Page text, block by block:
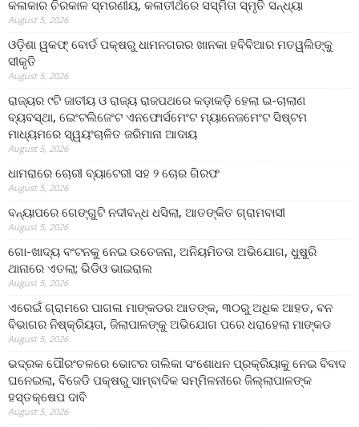
କଳାକାର ଚିରକାଳ ସ୍ମରଣୀୟ, କଳାତୀର୍ଥରେ ସସ୍ମିତା ସ୍ମୃତି ସନ୍ଧ୍ୟା
August 5, 2026
ଓଡ଼ିଶା ୱକଫ୍ ବୋର୍ଡ ପକ୍ଷରୁ ଧାମନଗରର ଖାନକା ହବିବିଆର ମତୱଲିଙ୍କୁ
ସୀକୃତି
August 5, 2026
ରାଜ୍ୟର ୯ଟି ଜାତୀୟ ଓ ରାଜ୍ୟ ରାଜପଥରେ କଡ଼ାକଡ଼ି ହେଲା ଇ-ଚାଲାଣ
ବ୍ୟବସ୍ଥା, ଇେଂଟଲିଜେଂଟ ଏନଫୋର୍ସମେଂଟ ମ୍ୟାନେଜମେଂଟ ସିଷ୍ଟମ
ମାଧ୍ୟମରେ ସ୍ୱୟଂଚାଳିତ ଜରିମାନା ଆଦାୟ
August 5, 2026
ଧାମରାରେ ଚୋରୀ ବ୍ୟାଟେରୀ ସହ ୨ ଚୋର ଗିରଫ
August 5, 2026
ବନ୍ୟାପରେ ଗେଙ୍ଗୁଟି ନଦୀବନ୍ଧ ଧସିଲା, ଆତଙ୍କିତ ଗ୍ରାମବାସୀ
August 5, 2026
ଗୋ-ଖାଦ୍ୟ ବଂଟନକୁ ନେଇ ଉତେଜନା, ଅନିୟମିତତା ଅଭିଯୋଗ, ଧୁଷୁରି
ଥାନାରେ ଏତଲା; ଭିଡିଓ ଭାଇରାଲ
August 5, 2026
ଏରେଇଁ ଗ୍ରାମରେ ପାଗଳା ମାଙ୍କଡର ଆତଙ୍କ, ୩୦ରୁ ଅଧିକ ଆହତ, ବନ
ବିଭାଗର ନିଷ୍କ୍ରିୟତା, ଜିଲାପାଳଙ୍କୁ ଅଭିଯୋଗ ପରେ ଧରାହେଲା ମାଙ୍କଡ
August 5, 2026
ଭଦ୍ରକ ପୌରଂଚଳରେ ଭୋଟର ତାଲିକା ସଂଶୋଧନ ପ୍ରକ୍ରିୟାକୁ ନେଇ ବିବାଦ
ଘନେଇଲା, ବିଜେଡି ପକ୍ଷରୁ ସାମ୍ବାଦିକ ସମ୍ମିଳନୀରେ ଜିଲ୍ଲାପାଳଙ୍କ
ହସ୍ତକ୍ଷେପ ଦାବି
August 5, 2026